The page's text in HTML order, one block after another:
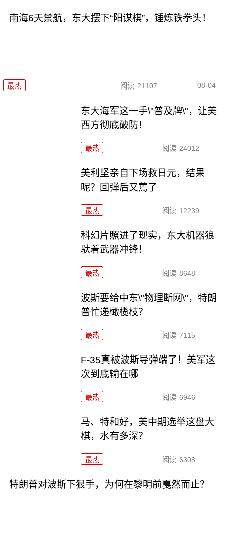
南海6天禁航，东大摆下“阳谋棋”，锤炼铁拳头！
最热 阅读 21107 08-04
东大海军这一手\"普及牌\"，让美
西方彻底破防！
最热 阅读 24012
美利坚亲自下场救日元，结果
呢？回弹后又蔫了
最热 阅读 12239
科幻片照进了现实，东大机器狼
驮着武器冲锋！
最热 阅读 8648
波斯要给中东\"物理断网\"，特朗
普忙递橄榄枝？
最热 阅读 7115
F-35真被波斯导弹端了！美军这
次到底输在哪
最热 阅读 6946
马、特和好，美中期选举这盘大
棋，水有多深？
最热 阅读 6308
特朗普对波斯下狠手，为何在黎明前戛然而止？